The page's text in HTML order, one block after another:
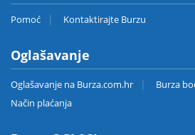
Pomoć Kontaktirajte Burzu
Oglašavanje
Oglašavanje na Burza.com.hr
Burza
Način plaćanja